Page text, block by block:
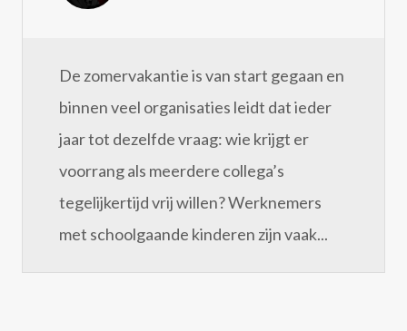
De zomervakantie is van start gegaan en
binnen veel organisaties leidt dat ieder
jaar tot dezelfde vraag: wie krijgt er
voorrang als meerdere collega’s
tegelijkertijd vrij willen? Werknemers
met schoolgaande kinderen zijn vaak...